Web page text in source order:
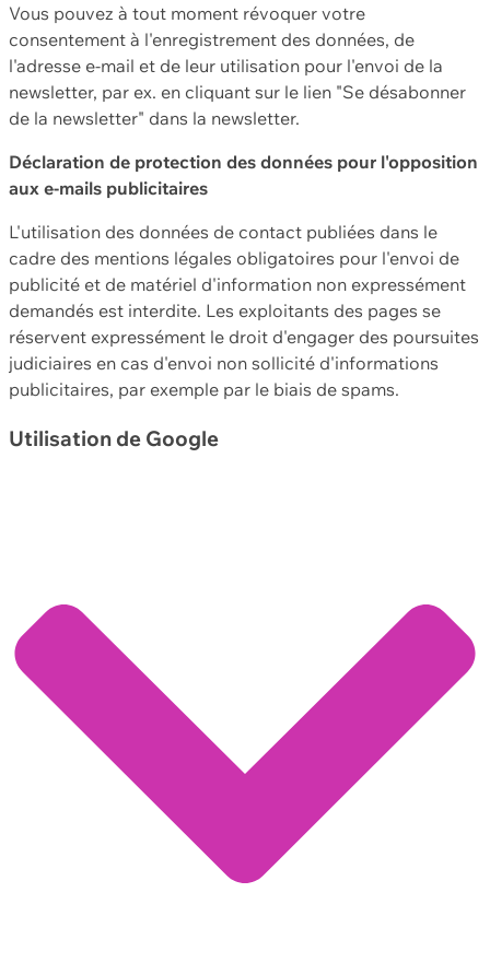
Vous pouvez à tout moment révoquer votre
consentement à l'enregistrement des données, de
l'adresse e-mail et de leur utilisation pour l'envoi de la
newsletter, par ex. en cliquant sur le lien "Se désabonner
de la newsletter" dans la newsletter.
Déclaration de protection des données pour l'opposition
aux e-mails publicitaires
L'utilisation des données de contact publiées dans le
cadre des mentions légales obligatoires pour l'envoi de
publicité et de matériel d'information non expressément
demandés est interdite. Les exploitants des pages se
réservent expressément le droit d'engager des poursuites
judiciaires en cas d'envoi non sollicité d'informations
publicitaires, par exemple par le biais de spams.
Utilisation de Google